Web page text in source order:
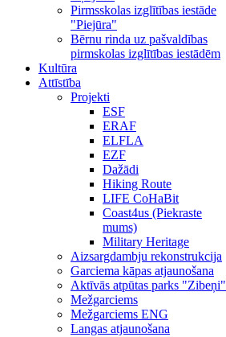
Pirmsskolas izglītības iestāde
"Piejūra"
Bērnu rinda uz pašvaldības
pirmskolas izglītības iestādēm
Kultūra
Attīstība
Projekti
ESF
ERAF
ELFLA
EZF
Dažādi
Hiking Route
LIFE CoHaBit
Coast4us (Piekraste
mums)
Military Heritage
Aizsargdambju rekonstrukcija
Garciema kāpas atjaunošana
Aktīvās atpūtas parks "Zibeņi"
Mežgarciems
Mežgarciems ENG
Langas atjaunošana